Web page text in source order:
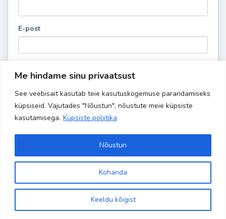
Me hindame sinu privaatsust
See veebisait kasutab teie kasutuskogemuse parandamiseks
küpsiseid. Vajutades "Nõustun", nõustute meie küpsiste
kasutamisega. Küpsiste poliitika
Kohanda
Keeldu kõigist
Nõustun
E-post
Copyright 2024 Banaanisaar | All Rights Reserved | Powered by
Site is using a trial version of the theme. Please enter your
purchase code in theme settings to activate it or
wordpress theme here